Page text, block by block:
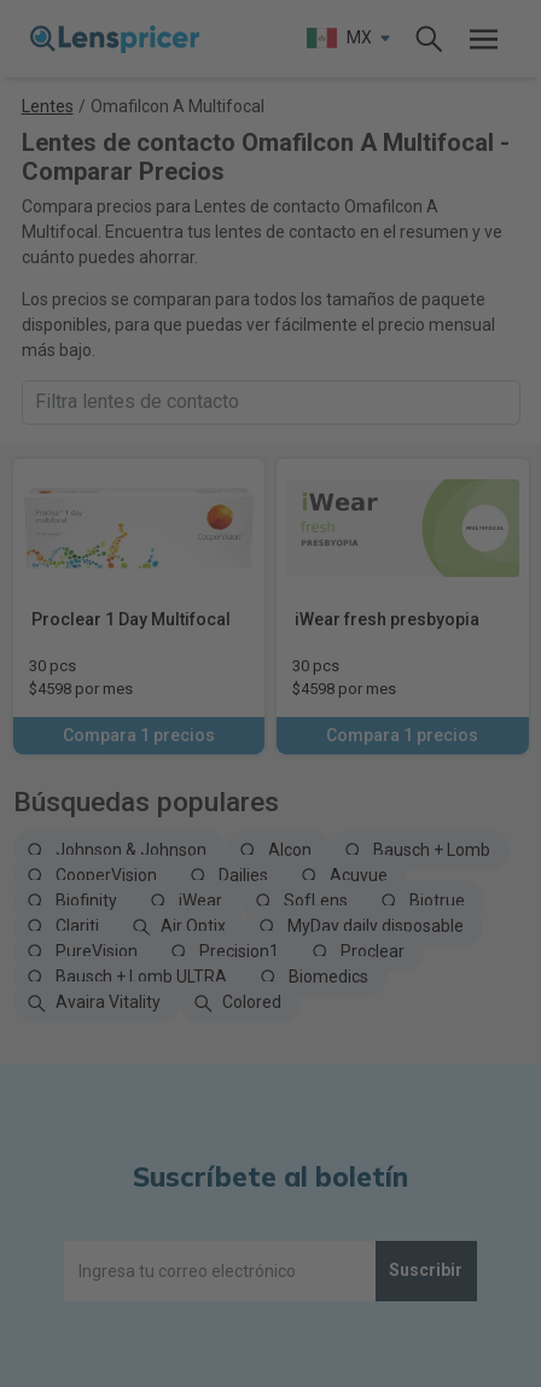
MX
Lentes / Omafilcon A Multifocal
Lentes de contacto Omafilcon A Multifocal -
Comparar Precios
Compara precios para Lentes de contacto Omafilcon A
Multifocal. Encuentra tus lentes de contacto en el resumen y ve
cuánto puedes ahorrar.
Los precios se comparan para todos los tamaños de paquete
disponibles, para que puedas ver fácilmente el precio mensual
más bajo.
Proclear 1 Day Multifocal
30 pcs
$4598 por mes
Compara 1 precios
iWear fresh presbyopia
30 pcs
$4598 por mes
Compara 1 precios
Búsquedas populares
Johnson & Johnson Alcon
Bausch + Lomb
CooperVision
Dailies
Acuvue
Biofinity
iWear SofLens
Biotrue
Clariti
Air Optix
MyDay daily disposable
PureVision
Precision1
Proclear
Bausch + Lomb ULTRA
Biomedics
Avaira Vitality
Colored
Suscríbete al boletín
Suscribir